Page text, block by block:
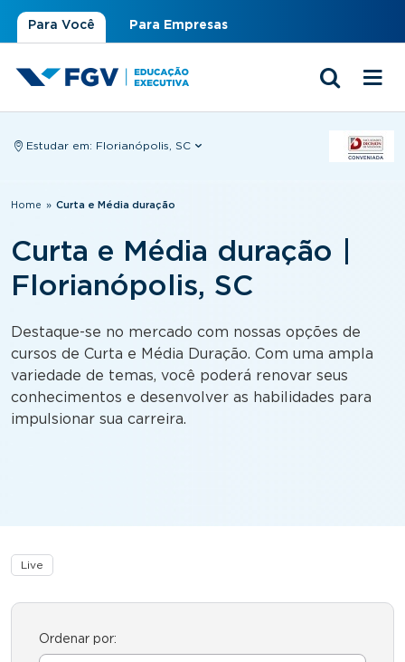
Para Você Para Empresas
Estudar em: Florianópolis, SC
Você está aqui
Home » Curta e Média duração
Curta e Média duração |
Florianópolis, SC
Destaque-se no mercado com nossas opções de
cursos de Curta e Média Duração. Com uma ampla
variedade de temas, você poderá renovar seus
conhecimentos e desenvolver as habilidades para
impulsionar sua carreira.
Live
Ordenar por: